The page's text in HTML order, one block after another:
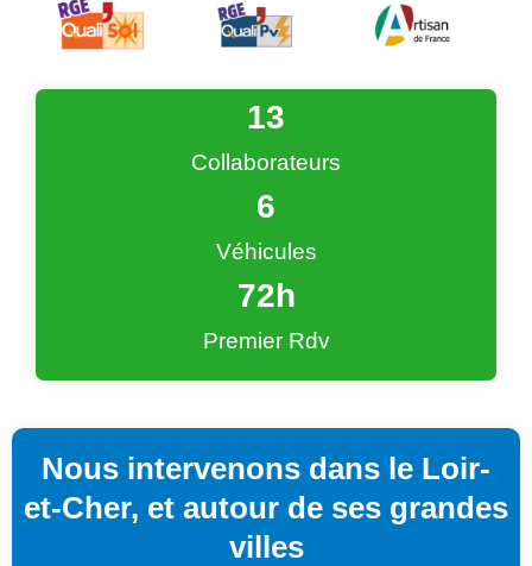
Collaborateurs
13
Véhicules
6
Premier Rdv
72h
Nous intervenons dans le Loir-
et-Cher, et autour de ses grandes
villes